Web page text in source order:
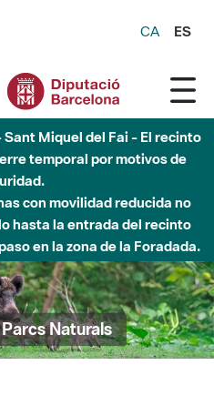
CA ES
Miquel del Fai - El recinto
temporal por motivos de
con movilidad reducida no
hasta la entrada del recinto
en la zona de la Foradada.
Naturals